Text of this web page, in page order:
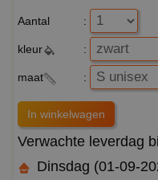
Aantal :
kleur :
maat :
Verwachte leverdag
Dinsdag (01-09-